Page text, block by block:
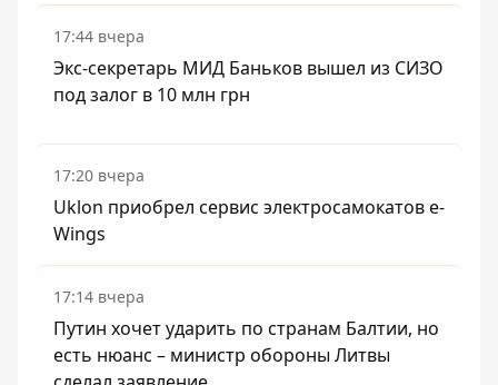
17:44 вчера
Экс-секретарь МИД Баньков вышел из СИЗО
под залог в 10 млн грн
17:20 вчера
Uklon приобрел сервис электросамокатов e-
Wings
17:14 вчера
Путин хочет ударить по странам Балтии, но
есть нюанс – министр обороны Литвы